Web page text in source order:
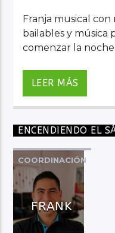
Franja musical
bailables y música
comenzar la
LEER MÁS
ENCENDIENDO EL
COORDINACIÓN
LOCUCIÓN
PRESENTACIÓN
FRANK
CRUZ